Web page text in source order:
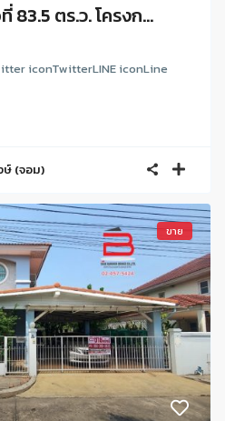
83.5 ตร.ว. โครงก...
iconTwitterLINE iconLine
ษ์ (จอม)
ขาย